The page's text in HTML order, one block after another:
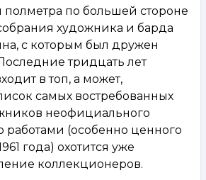
полметра по большей стороне
художника и барда
с которым был дружен
тридцать лет
в топ, а может,
самых востребованных
неофициального
работами (особенно ценного
года) охотится уже
коллекционеров.